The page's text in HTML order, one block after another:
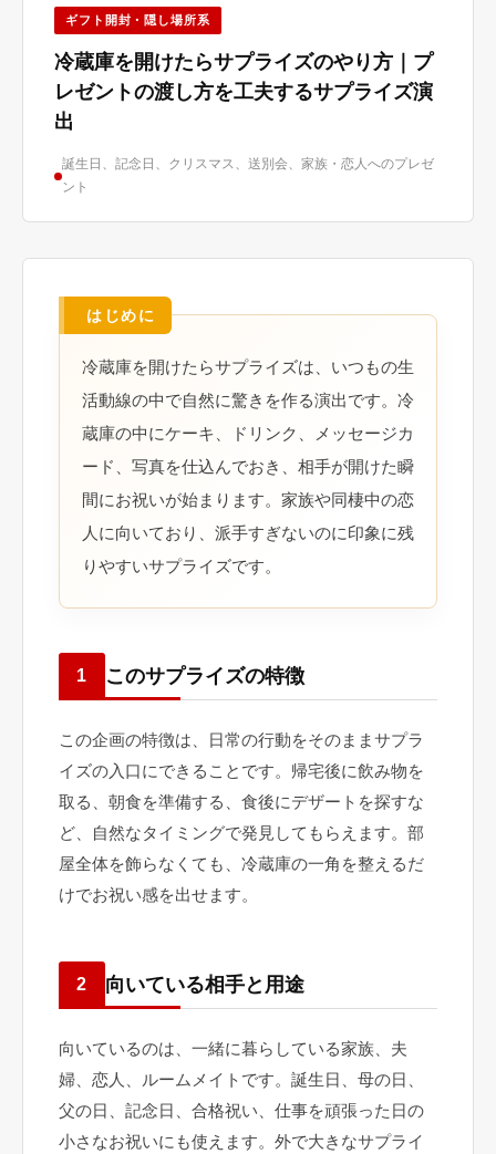
ギフト開封・隠し場所系
冷蔵庫を開けたらサプライズのやり方｜プ
レゼントの渡し方を工夫するサプライズ演
出
誕生日、記念日、クリスマス、送別会、家族・恋人へのプレゼ
ント
冷蔵庫を開けたらサプライズは、いつもの生
活動線の中で自然に驚きを作る演出です。冷
蔵庫の中にケーキ、ドリンク、メッセージカ
ード、写真を仕込んでおき、相手が開けた瞬
間にお祝いが始まります。家族や同棲中の恋
人に向いており、派手すぎないのに印象に残
りやすいサプライズです。
1 このサプライズの特徴
この企画の特徴は、日常の行動をそのままサプラ
イズの入口にできることです。帰宅後に飲み物を
取る、朝食を準備する、食後にデザートを探すな
ど、自然なタイミングで発見してもらえます。部
屋全体を飾らなくても、冷蔵庫の一角を整えるだ
けでお祝い感を出せます。
2 向いている相手と用途
向いているのは、一緒に暮らしている家族、夫
婦、恋人、ルームメイトです。誕生日、母の日、
父の日、記念日、合格祝い、仕事を頑張った日の
小さなお祝いにも使えます。外で大きなサプライ